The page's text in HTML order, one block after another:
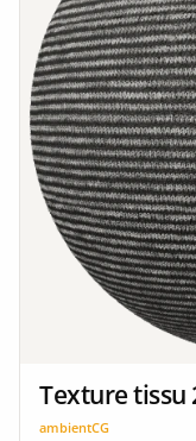
Texture tissu
ambientCG